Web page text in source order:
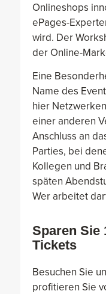
Onlineshops
ePages-
wird. Der
der Online-
Eine
Name des
hier
einer anderen
Anschluss an
Parties, bei
Kollegen und
späten
Wer arbeitet
Sparen Sie
Tickets
Besuchen Sie
profitieren Sie